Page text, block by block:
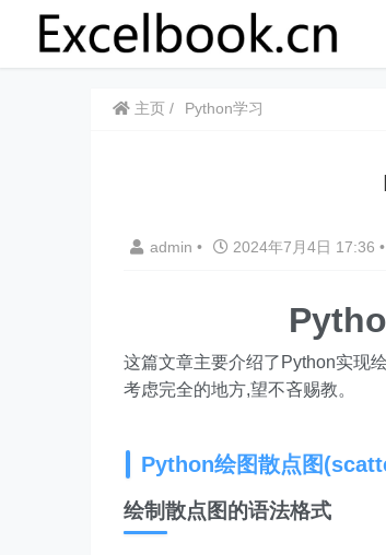
主页 Python学习
admin • 2024年7月4日 17:36 •
这篇文章主要介绍了Python实现
考虑完全的地方,望不吝赐教。
Python绘图散点图
绘制散点图的语法格式